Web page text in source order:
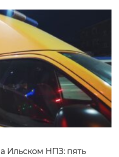
Ильском НПЗ: пять